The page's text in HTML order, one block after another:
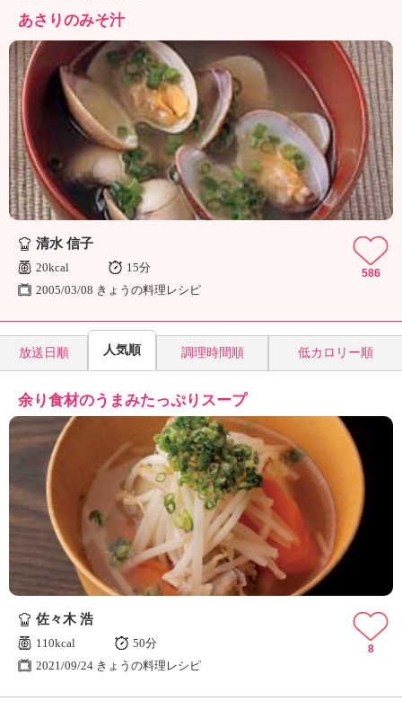
「
み
ん
な
の
き
ょ
う
の
あさりのみそ汁
清水 信子
20kcal
15分
2005/03/08 きょうの料理レシピ
586
放送日順 人気順 調理時間順 低カロリー順
余り食材のうまみたっぷりスープ
佐々木 浩
110kcal
50分
2021/09/24 きょうの料理レシピ
8